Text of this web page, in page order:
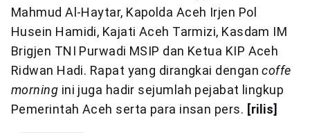
Mahmud Al-Haytar, Kapolda Aceh Irjen Pol
Husein Hamidi, Kajati Aceh Tarmizi, Kasdam IM
Brigjen TNI Purwadi MSIP dan Ketua KIP Aceh
Ridwan Hadi. Rapat yang dirangkai dengancoffe
morning ini juga hadir sejumlah pejabat lingkup
Pemerintah Aceh serta para insan pers. [rilis]